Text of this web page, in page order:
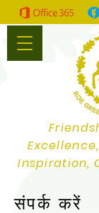
Inspiration,
संपर्क करें